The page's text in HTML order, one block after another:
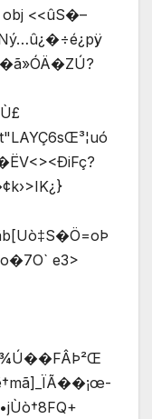
obj <<ûS�–
e3>